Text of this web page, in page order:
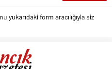
yukarıdaki form aracılığıyla siz